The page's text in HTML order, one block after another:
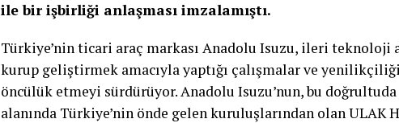
ile bir işbirliği anlaşması imzalamıştı.
Türkiye’nin ticari araç markası Anadolu Isuzu, ileri
kurup geliştirmek amacıyla yaptığı çalışmalar ve
öncülük etmeyi sürdürüyor. Anadolu Isuzu’nun, bu
alanında Türkiye’nin önde gelen kuruluşlarından olan ULAK